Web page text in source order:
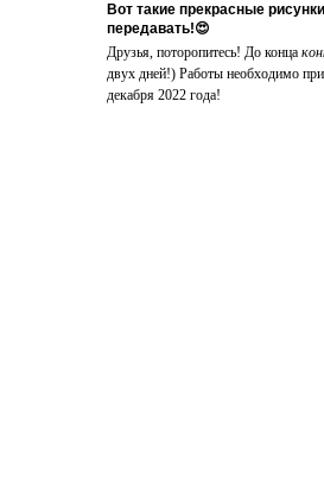
Вот такие прекрасные
передавать!😍
Друзья, поторопитесь! До конца
двух дней!) Работы необходимо
декабря 2022 года!